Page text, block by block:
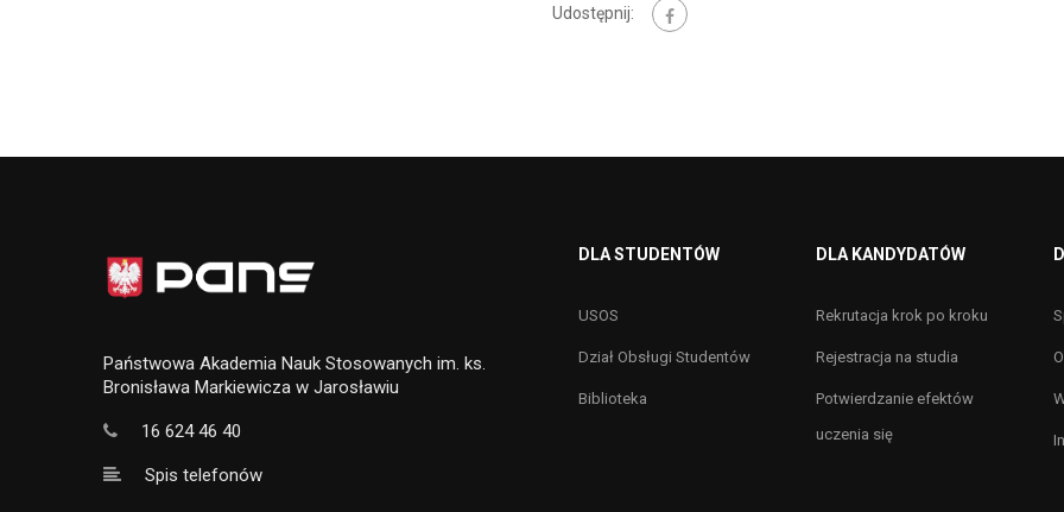
Udostępnij:
Państwowa Akademia Nauk Stosowanych im. ks.
Bronisława Markiewicza w Jarosławiu
16 624 46 40
Spis telefonów
DLA STUDENTÓW
USOS
Dział Obsługi Studentów
Biblioteka
DLA KANDYDATÓW
Rekrutacja krok po kroku
Rejestracja na studia
Potwierdzanie efektów
uczenia się